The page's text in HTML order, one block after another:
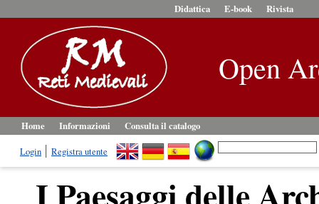
Didattica E-book Rivista
Open
Home Informazioni
Consulta il catalogo
Login
Registra utente